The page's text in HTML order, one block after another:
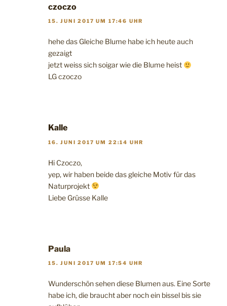
czoczo
15. JUNI 2017 UM 17:46 UHR
hehe das Gleiche Blume habe ich heute auch
gezaigt
jetzt weiss sich soigar wie die Blume heist
LG czoczo
Kalle
16. JUNI 2017 UM 22:14 UHR
Hi Czoczo,
yep, wir haben beide das gleiche Motiv für das
Naturprojekt
Liebe Grüsse Kalle
Paula
15. JUNI 2017 UM 17:54 UHR
Wunderschön sehen diese Blumen aus. Eine Sorte
habe ich, die braucht aber noch ein bissel bis sie